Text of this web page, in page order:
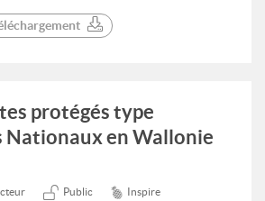
protégés type
Nationaux en Wallonie
Public Inspire